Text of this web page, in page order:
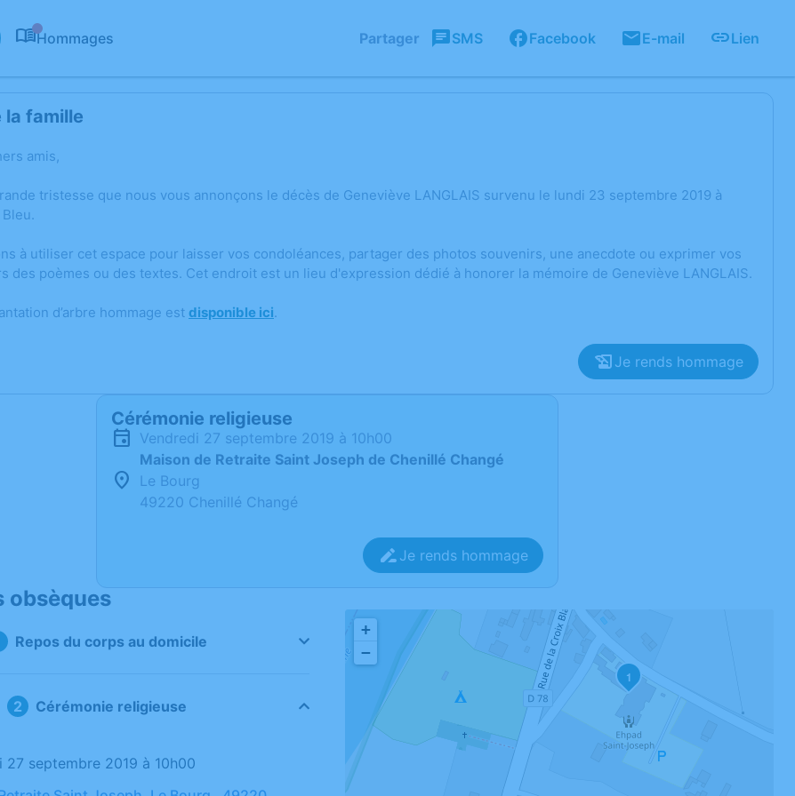
Hommages Partager SMS Facebook E-mail Lien
la famille
amis,
tristesse que nous vous annonçons le décès de Geneviève LANGLAIS survenu le lundi 23 septembre 2019 à
à utiliser cet espace pour laisser vos condoléances, partager des photos souvenirs, une anecdote ou exprimer vos
des poèmes ou des textes. Cet endroit est un lieu d'expression dédié à honorer la mémoire de Geneviève LANGLAIS.
d’arbre hommage est disponible ici.
Je rends hommage
Cérémonie religieuse
vendredi 27 septembre 2019 à 10h00
Maison de Retraite Saint Joseph de Chenillé Changé
Le Bourg
49220 Chenillé Changé
Je rends hommage
obsèques
Repos du corps au domicile
Cérémonie religieuse
27 septembre 2019 à 10h00
1
+
−